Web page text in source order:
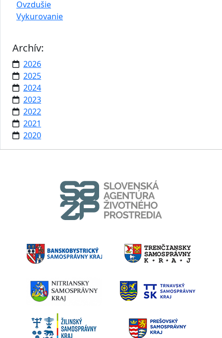
Ovzdušie
Vykurovanie
Archív:
2026
2025
2024
2023
2022
2021
2020